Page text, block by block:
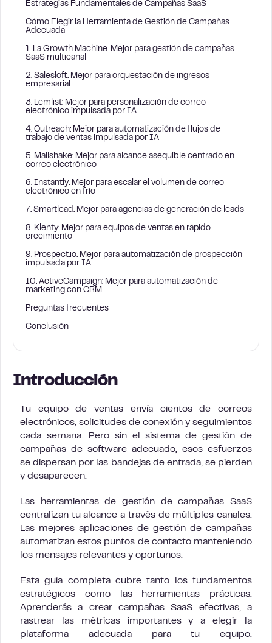
Estrategias Fundamentales de Campañas SaaS
Cómo Elegir la Herramienta de Gestión de Campañas
Adecuada
1. La Growth Machine: Mejor para gestión de campañas
SaaS multicanal
2. Salesloft: Mejor para orquestación de ingresos
empresarial
3. Lemlist: Mejor para personalización de correo
electrónico impulsada por IA
4. Outreach: Mejor para automatización de flujos de
trabajo de ventas impulsada por IA
5. Mailshake: Mejor para alcance asequible centrado en
correo electrónico
6. Instantly: Mejor para escalar el volumen de correo
electrónico en frío
7. Smartlead: Mejor para agencias de generación de leads
8. Klenty: Mejor para equipos de ventas en rápido
crecimiento
9. Prospect.io: Mejor para automatización de prospección
impulsada por IA
10. ActiveCampaign: Mejor para automatización de
marketing con CRM
Preguntas frecuentes
Conclusión
Introducción
Tu equipo de ventas envía cientos de correos
electrónicos, solicitudes de conexión y seguimientos
cada semana. Pero sin el sistema de gestión de
campañas de software adecuado, esos esfuerzos
se dispersan por las bandejas de entrada, se pierden
y desaparecen.
Las herramientas de gestión de campañas SaaS
centralizan tu alcance a través de múltiples canales.
Las mejores aplicaciones de gestión de campañas
automatizan estos puntos de contacto manteniendo
los mensajes relevantes y oportunos.
Esta guía completa cubre tanto los fundamentos
estratégicos como las herramientas prácticas.
Aprenderás a crear campañas SaaS efectivas, a
rastrear las métricas importantes y a elegir la
plataforma adecuada para tu equipo.